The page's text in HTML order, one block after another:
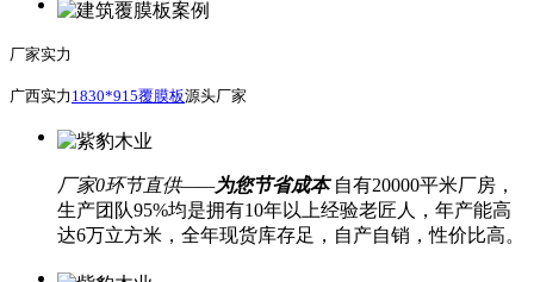
厂家实力
广西实力 1830*915覆膜板源头厂家
厂家0环节直供——为您节省成本 自有20000平米厂房，
生产团队95%均是拥有10年以上经验老匠人，年产能高
达6万立方米，全年现货库存足，自产自销，性价比高。